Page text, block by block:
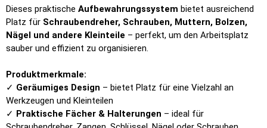
Dieses praktische Aufbewahrungssystem bietet ausreichend
Platz für Schraubendreher, Schrauben, Muttern, Bolzen,
Nägel und andere Kleinteile – perfekt, um den Arbeitsplatz
sauber und effizient zu organisieren.
Produktmerkmale:
✓ Geräumiges Design – bietet Platz für eine Vielzahl an
Werkzeugen und Kleinteilen
✓ Praktische Fächer & Halterungen – ideal für